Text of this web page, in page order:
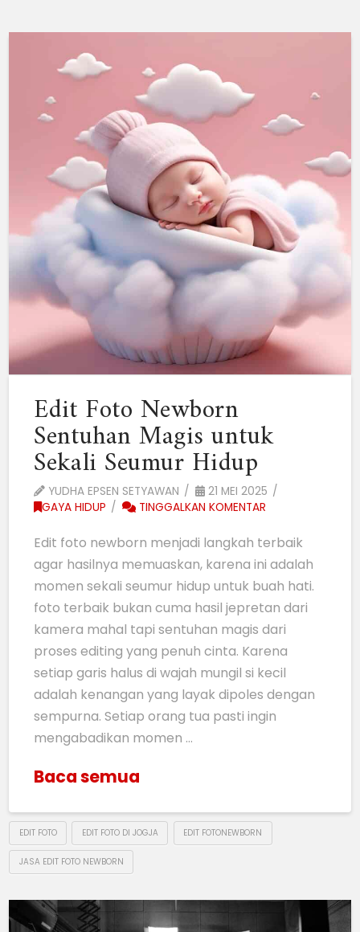
Edit Foto Newborn
Sentuhan Magis untuk
Sekali Seumur Hidup
YUDHA EPSEN SETYAWAN
21 MEI 2025
GAYA HIDUP
TINGGALKAN KOMENTAR
Edit foto newborn menjadi langkah terbaik
agar hasilnya memuaskan, karena ini adalah
momen sekali seumur hidup untuk buah hati.
foto terbaik bukan cuma hasil jepretan dari
kamera mahal tapi sentuhan magis dari
proses editing yang penuh cinta. Karena
setiap garis halus di wajah mungil si kecil
adalah kenangan yang layak dipoles dengan
sempurna. Setiap orang tua pasti ingin
mengabadikan momen …
Baca semua
EDIT FOTO EDIT FOTO DI JOGJA EDIT FOTONEWBORN
JASA EDIT FOTO NEWBORN